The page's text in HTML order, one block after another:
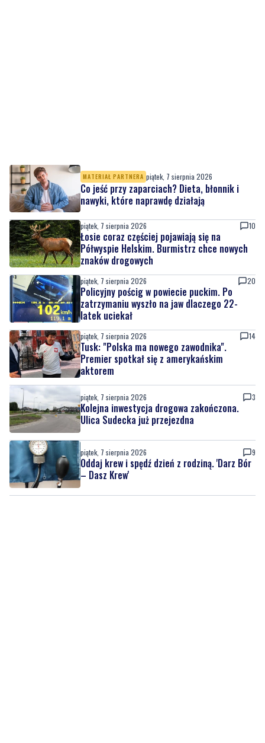
MATERIAŁ PARTNERA piątek, 7 sierpnia 2026
Co jeść przy zaparciach? Dieta, błonnik i
nawyki, które naprawdę działają
piątek, 7 sierpnia 2026 10
Łosie coraz częściej pojawiają się na
Półwyspie Helskim. Burmistrz chce nowych
znaków drogowych
piątek, 7 sierpnia 2026 20
Policyjny pościg w powiecie puckim. Po
zatrzymaniu wyszło na jaw dlaczego 22-
latek uciekał
piątek, 7 sierpnia 2026 14
Tusk: "Polska ma nowego zawodnika".
Premier spotkał się z amerykańskim
aktorem
piątek, 7 sierpnia 2026 3
Kolejna inwestycja drogowa zakończona.
Ulica Sudecka już przejezdna
piątek, 7 sierpnia 2026 9
Oddaj krew i spędź dzień z rodziną. 'Darz Bór
– Dasz Krew'